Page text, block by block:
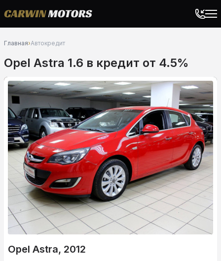
Главная›Автокредит
Opel Astra 1.6 в кредит от 4.5%
Opel Astra, 2012